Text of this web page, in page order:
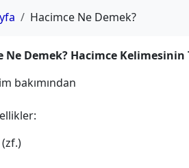
Hacimce Ne Demek?
Ne Demek? Hacimce Kelimesinin
bakımından